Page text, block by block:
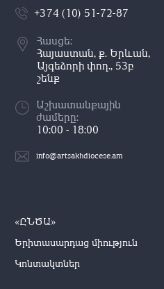
«ԸՆԾԱ»
Երիտասարդաց միություն
Կոնտակտներ
+374 (10) 51-72-87
Հասցե:
Հայաստան, ք. Երևան,
Այգեձորի փող., 53բ
շենք
Աշխատանքային
ժամերը:
10:00 - 18:00
info@artsakhdiocese.am